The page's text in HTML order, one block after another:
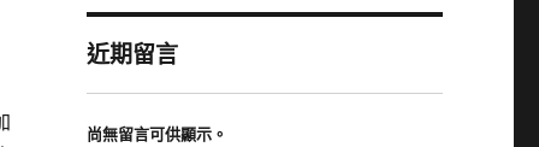
近期留言
尚無留言可供顯示。